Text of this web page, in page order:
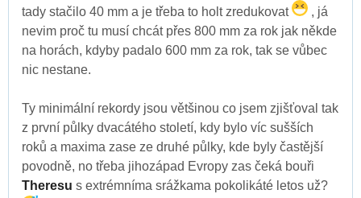
tady stačilo 40 mm a je třeba to holt zredukovat
, já
nevim proč tu musí chcát přes 800 mm za rok jak někde
na horách, kdyby padalo 600 mm za rok, tak se vůbec
nic nestane.
Ty minimální rekordy jsou většinou co jsem zjišťoval tak
z první půlky dvacátého století, kdy bylo víc sušších
roků a maxima zase ze druhé půlky, kde byly častější
povodně, no třeba jihozápad Evropy zas čeká bouři
Theresu s extrémníma srážkama pokolikáté letos už?